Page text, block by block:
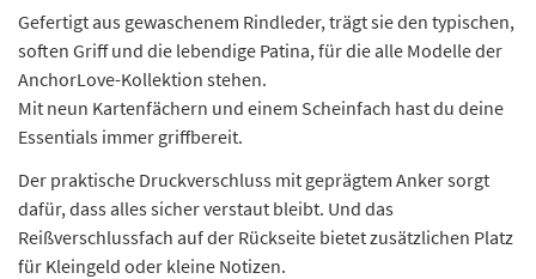
Gefertigt aus gewaschenem Rindleder, trägt sie den typischen,
soften Griff und die lebendige Patina, für die alle Modelle der
AnchorLove-Kollektion stehen.
Mit neun Kartenfächern und einem Scheinfach hast du deine
Essentials immer griffbereit.
Der praktische Druckverschluss mit geprägtem Anker sorgt
dafür, dass alles sicher verstaut bleibt. Und das
Reißverschlussfach auf der Rückseite bietet zusätzlichen Platz
für Kleingeld oder kleine Notizen.